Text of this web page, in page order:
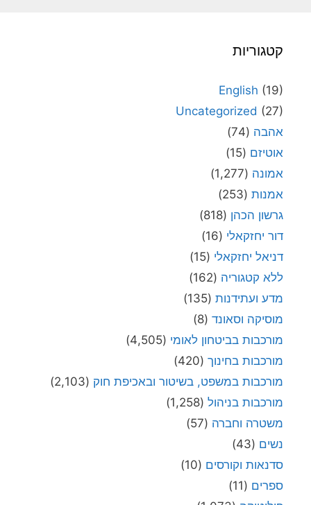
קטגוריות
English (19)
Uncategorized (27)
אהבה (74)
אוטיזם (15)
אמונה (1,277)
אמנות (253)
גרשון הכהן (818)
דור יחזקאלי (16)
דניאל יחזקאלי (15)
ללא קטגוריה (162)
מדע ועתידנות (135)
מוסיקה וסאונד (8)
מורכבות בביטחון לאומי (4,505)
מורכבות בחינוך (420)
מורכבות במשפט, בשיטור ובאכיפת חוק (2,103)
מורכבות בניהול (1,258)
משטרה וחברה (57)
נשים (43)
סדנאות וקורסים (10)
ספרים (11)